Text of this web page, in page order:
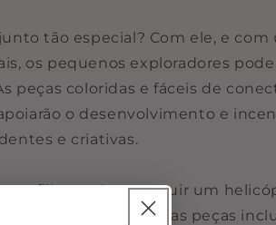
tão especial? Com ele, e com
os pequenos exploradores
peças coloridas e fáceis de
o desenvolvimento e
e criativas.
seu filho pode construir um
outros objetos com as peças